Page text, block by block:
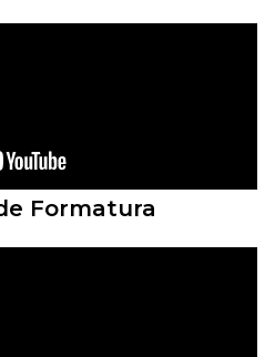
Formatura